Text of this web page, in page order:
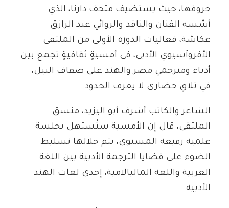
حروفها، حيث يستضيف متحف دارنا، الذي
أسّسه الفنان والناقد والروائي عبد الرازق
عكاشة، فعاليات الدورة الأولى من الملتقى
الأفروآسيوي الأدبي، في أمسيةٍ ثقافيةٍ تجمع بين
أدباء ومترجمي مصر والهند على ضفاف النيل،
في تلاقٍ حضاري لا يعرف الحدود.
الشاعر والكاتب أشرف أبو اليزيد، منسق
الملتقى، قال إن الأمسية ستُستهل بجلسة
علمية رفيعة المستوى، يتم خلالها تسليط
الضوء على قضايا الترجمة الأدبية بين اللغة
العربية واللغة الماليالامية، إحدى لغات الهند
الأدبية.